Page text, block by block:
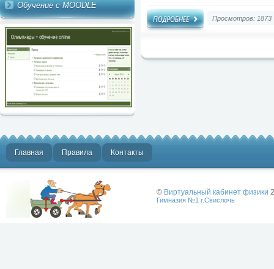
Обучение с MOODLE
Просмотров: 1873
Главная Правила Контакты
© Виртуальный кабинет физики
Гимназия №1 г.Свислочь